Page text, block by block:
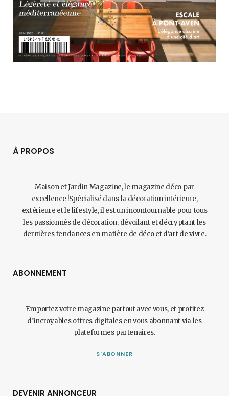
À PROPOS
Maison et Jardin Magazine, le magazine déco par
excellence !Spécialisé dans la décoration intérieure,
extérieure et le lifestyle, il est un incontournable pour tous
les passionnés de décoration, dévoilant et décryptant les
dernières tendances en matière de déco et d'art de vivre.
ABONNEMENT
Emportez votre magazine partout avec vous, et profitez
d’incroyables offres digitales en vous abonnant via les
plateformes partenaires.
S'ABONNER
DEVENIR ANNONCEUR